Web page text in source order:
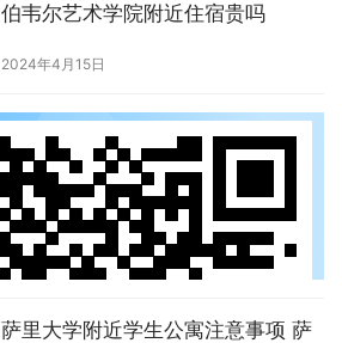
伯韦尔艺术学院附近住宿贵吗
2024年4月15日
萨里大学附近学生公寓注意事项 萨